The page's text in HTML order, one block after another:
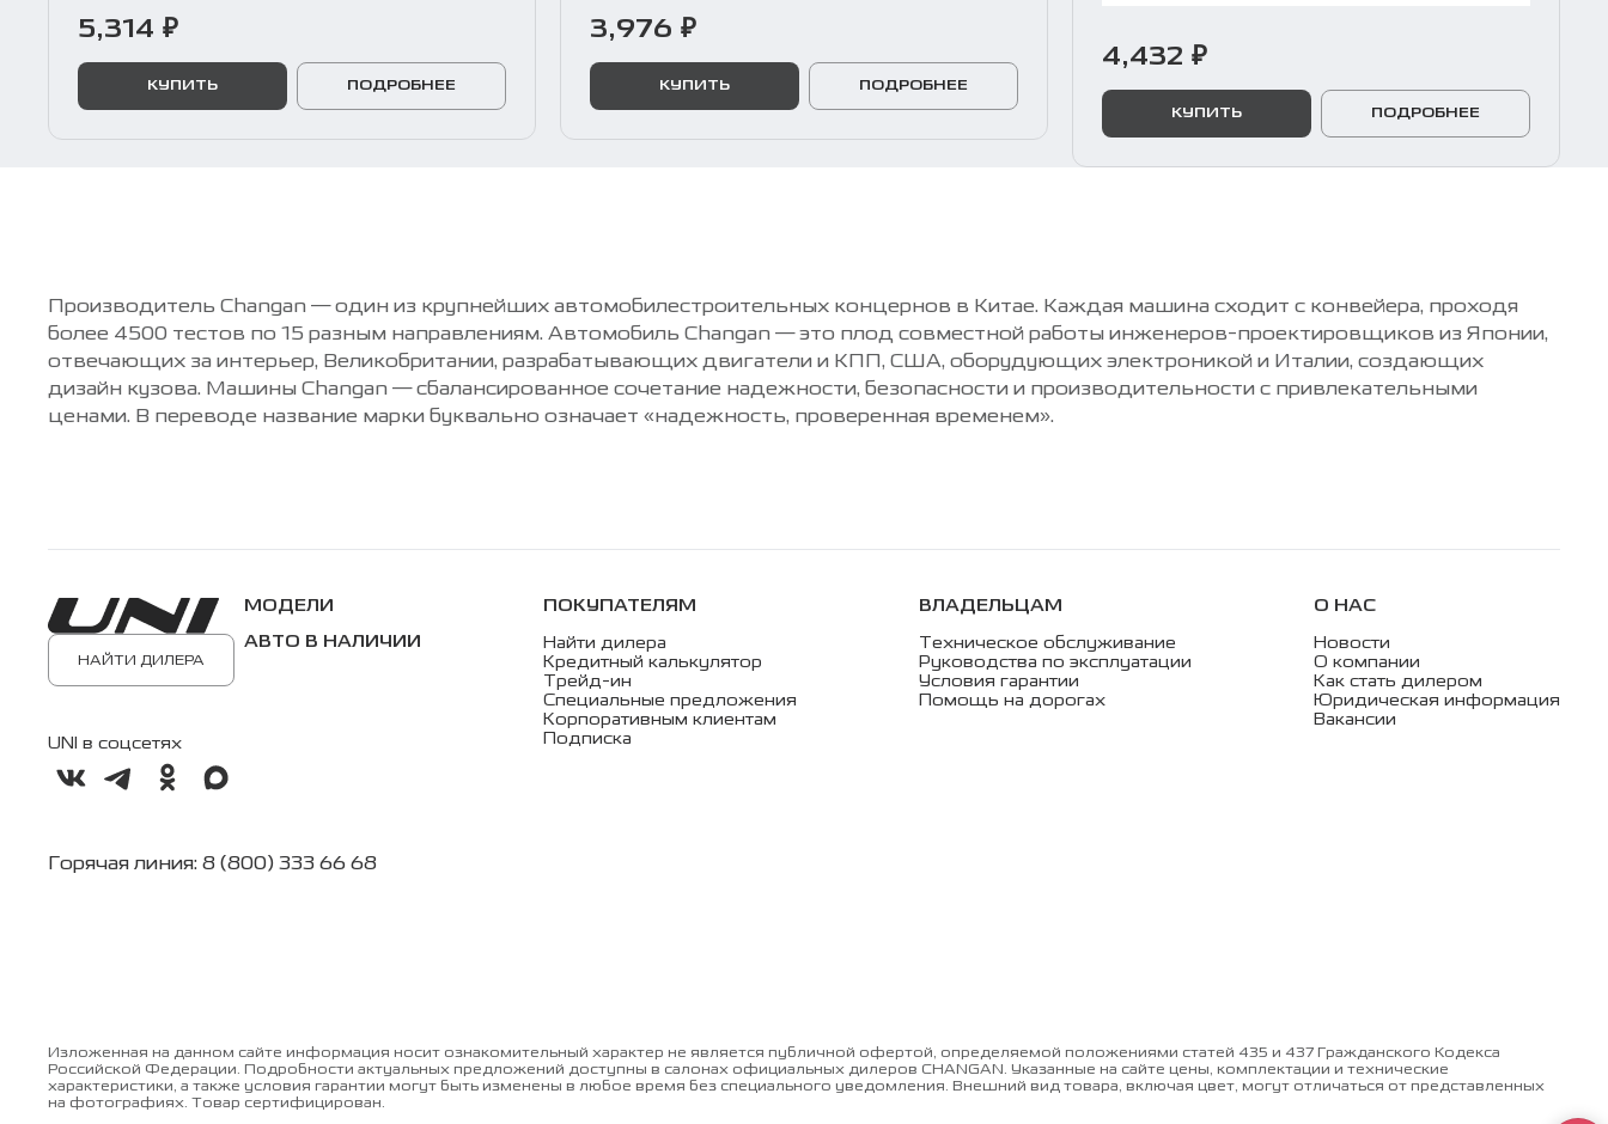
5,314 ₽
КУПИТЬ ПОДРОБНЕЕ
3,976 ₽
КУПИТЬ ПОДРОБНЕЕ
4,432 ₽
КУПИТЬ ПОДРОБНЕЕ
Производитель Changan — один из крупнейших автомобилестроительных концернов в Китае. Каждая машина сходит с конвейера, проходя
более 4500 тестов по 15 разным направлениям. Автомобиль Changan — это плод совместной работы инженеров-проектировщиков из Японии,
отвечающих за интерьер, Великобритании, разрабатывающих двигатели и КПП, США, оборудующих электроникой и Италии, создающих
дизайн кузова. Машины Changan — сбалансированное сочетание надежности, безопасности и производительности с привлекательными
ценами. В переводе название марки буквально означает «надежность, проверенная временем».
НАЙТИ ДИЛЕРА
UNI в соцсетях
МОДЕЛИ
АВТО В НАЛИЧИИ
ПОКУПАТЕЛЯМ
Найти дилера
Кредитный калькулятор
Трейд-ин
Специальные предложения
Корпоративным клиентам
Подписка
ВЛАДЕЛЬЦАМ
Техническое обслуживание
Руководства по эксплуатации
Условия гарантии
Помощь на дорогах
О НАС
Новости
О компании
Как стать дилером
Юридическая информация
Вакансии
Горячая линия: 8 (800) 333 66 68
Изложенная на данном сайте информация носит ознакомительный характер не является публичной офертой, определяемой положениями статей 435 и 437 Гражданского Кодекса
Российской Федерации. Подробности актуальных предложений доступны в салонах официальных дилеров CHANGAN. Указанные на сайте цены, комплектации и технические
характеристики, а также условия гарантии могут быть изменены в любое время без специального уведомления. Внешний вид товара, включая цвет, могут отличаться от представленных
на фотографиях. Товар сертифицирован.